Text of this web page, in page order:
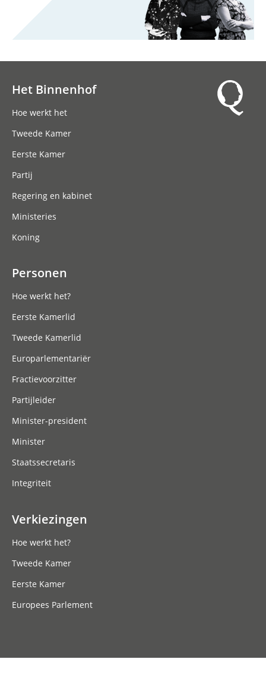
Het Binnenhof
Hoe werkt het
Tweede Kamer
Eerste Kamer
Partij
Regering en kabinet
Ministeries
Koning
Personen
Hoe werkt het?
Eerste Kamerlid
Tweede Kamerlid
Europarlementariër
Fractievoorzitter
Partijleider
Minister-president
Minister
Staatssecretaris
Integriteit
Verkiezingen
Hoe werkt het?
Tweede Kamer
Eerste Kamer
Europees Parlement